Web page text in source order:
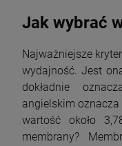
Jak wybrać
Najważniejsze
wydajność. Jest
dokładnie
angielskim oznacza
wartość około
membrany?